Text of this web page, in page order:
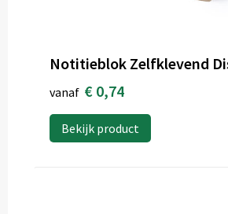
Notitieblok Zelfklevend
vanaf € 0,74
Bekijk product